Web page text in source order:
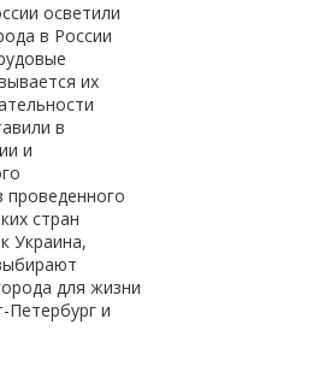
осветили
в России
их
в
и
проведенного
стран
Украина,
для жизни
Петербург и